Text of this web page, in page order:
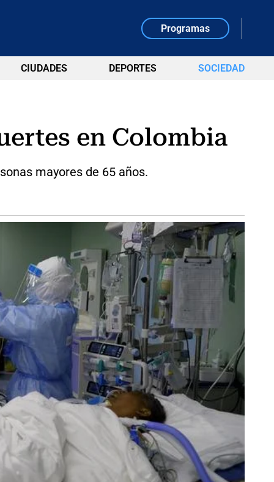
Programas
CIUDADES DEPORTES SOCIEDAD
en Colombia
mayores de 65 años.